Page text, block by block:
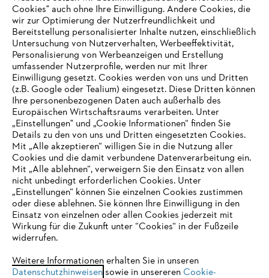
Unternehmen
Online Shop
Service
IHR BROWSER WIRD NICHT
UNTERSTÜTZT
eine optimale Nutzung unserer Seite empfehlen wir Ihnen, zu
einem der folgenden Browser zu wechseln:
Cookies" auch ohne Ihre Einwilligung. Andere Cookies, die
wir zur Optimierung der Nutzerfreundlichkeit und
Bereitstellung personalisierter Inhalte nutzen, einschließlich
Untersuchung von Nutzerverhalten, Werbeeffektivität,
Personalisierung von Werbeanzeigen und Erstellung
umfassender Nutzerprofile, werden nur mit Ihrer
Einwilligung gesetzt. Cookies werden von uns und Dritten
(z.B. Google oder Tealium) eingesetzt. Diese Dritten können
Ihre personenbezogenen Daten auch außerhalb des
Europäischen Wirtschaftsraums verarbeiten. Unter
„Einstellungen" und „Cookie Informationen“ finden Sie
Details zu den von uns und Dritten eingesetzten Cookies.
Mit „Alle akzeptieren“ willigen Sie in die Nutzung aller
Cookies und die damit verbundene Datenverarbeitung ein.
Mit „Alle ablehnen“, verweigern Sie den Einsatz von allen
nicht unbedingt erforderlichen Cookies. Unter
„Einstellungen“ können Sie einzelnen Cookies zustimmen
oder diese ablehnen. Sie können Ihre Einwilligung in den
Einsatz von einzelnen oder allen Cookies jederzeit mit
Wirkung für die Zukunft unter “Cookies“ in der Fußzeile
widerrufen.
Weitere Informationen erhalten Sie in unseren
Datenschutzhinweisensowie in unsereren Cookie-